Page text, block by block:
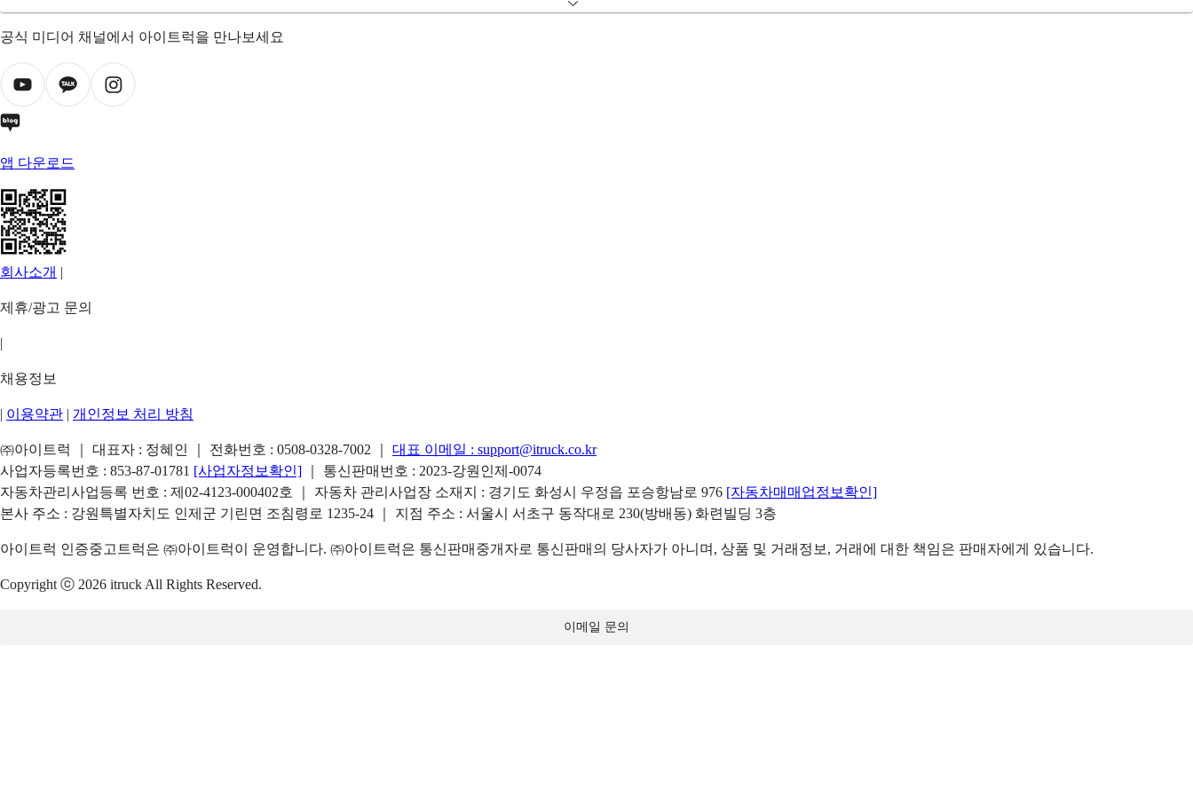
공식 미디어 채널에서 아이트럭을 만나보세요
앱 다운로드
회사소개 |
제휴/광고 문의
|
채용정보
| 이용약관 | 개인정보 처리 방침
㈜아이트럭 ｜ 대표자 : 정혜인 ｜ 전화번호 : 0508-0328-7002 대표 이메일 : support@itruck.co.kr
사업자등록번호 : 853-87-01781 [사업자정보확인]
｜ 통신판매번호 : 2023-강원인제-0074
자동차관리사업등록 번호 : 제02-4123-000402호 ｜ 자동차 관리사업장 소재지 : 경기도 화성시 우정읍 포승항남로 976 [자동차매매업정보확인]
본사 주소 : 강원특별자치도 인제군 기린면 조침령로 1235-24 ｜ 지점 주소 : 서울시 서초구 동작대로 230(방배동) 화련빌딩 3층
아이트럭 인증중고트럭은 ㈜아이트럭이 운영합니다. ㈜아이트럭은 통신판매중개자로 통신판매의 당사자가 아니며, 상품 및 거래정보, 거래에 대한 책임은 판매자에게 있습니다.
Copyright ⓒ 2026 itruck All Rights Reserved.
이메일 문의